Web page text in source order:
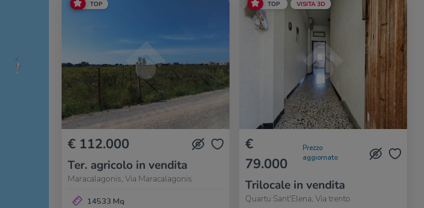
TOP
€ 112.000
Ter. agricolo in vendita
Maracalagonis, Via Maracalagonis
14533 Mq
TOP VISITA 3D
€
79.000
Prezzo
aggiornato
Trilocale in vendita
Quartu Sant'Elena, Via trento